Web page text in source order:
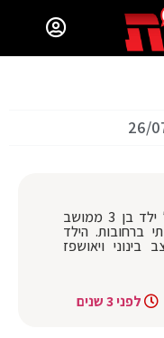
26/
למרכז הרפואי קפלן: הובהל ילד בן 3 ממושב
ברחובות. הילד
ויאושפז
לפני 3 שנים